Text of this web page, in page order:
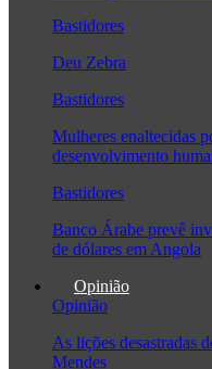
Bastidores
Deu Zebra
Bastidores
Mulheres enaltecidas
desenvolvimento
Bastidores
Banco Árabe prevê
de dólares em Angola
Opinião
Opinião
As lições desastradas
Mendes